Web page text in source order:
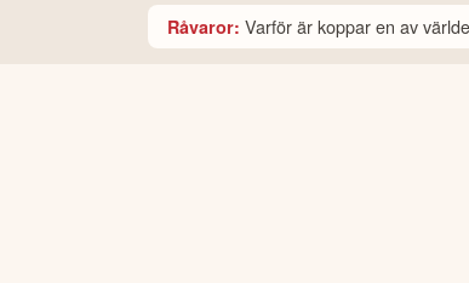
Råvaror: Varför är koppar en av